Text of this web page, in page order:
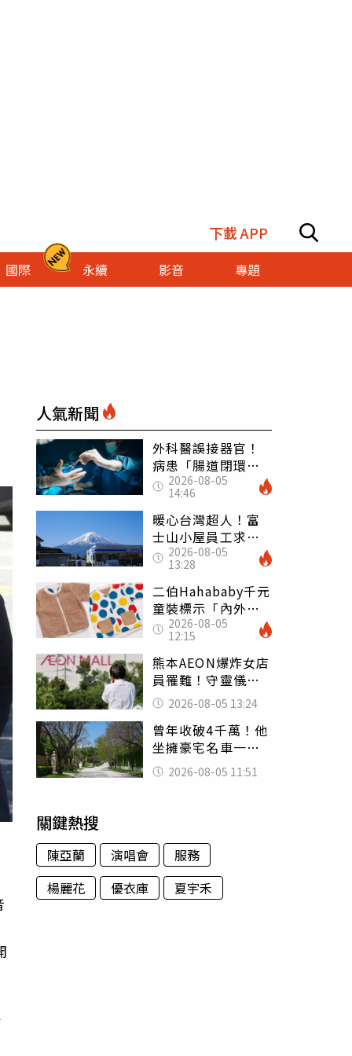
下載 APP
國際 永續 影音 專題
人氣新聞
外科醫誤接器官！
病患「腸道閉環」
無法排便險死 同
行看傻：糟糕至極
2026-08-05
14:46
暖心台灣超人！富
士山小屋員工求助
「想活下去」 山
友狂背物資上山：
台灣真的是寶島
2026-08-05
13:28
二伯Hahababy千元
童裝標示「內外層
皆純棉」 SGS檢
測證明：內裡100%
聚酯纖維
2026-08-05
12:15
熊本AEON爆炸女店
員罹難！守靈儀式
擺純白婚紗 「妻
已不在身邊」他淚
喊：無法想像
2026-08-05 13:24
曾年收破4千萬！他
坐擁豪宅名車一夕
之間「啪！沒
了」 如今卻說更
2026-08-05 11:51
關鍵熱搜
陳亞蘭 演唱會
服務
楊麗花
優衣庫 夏宇禾